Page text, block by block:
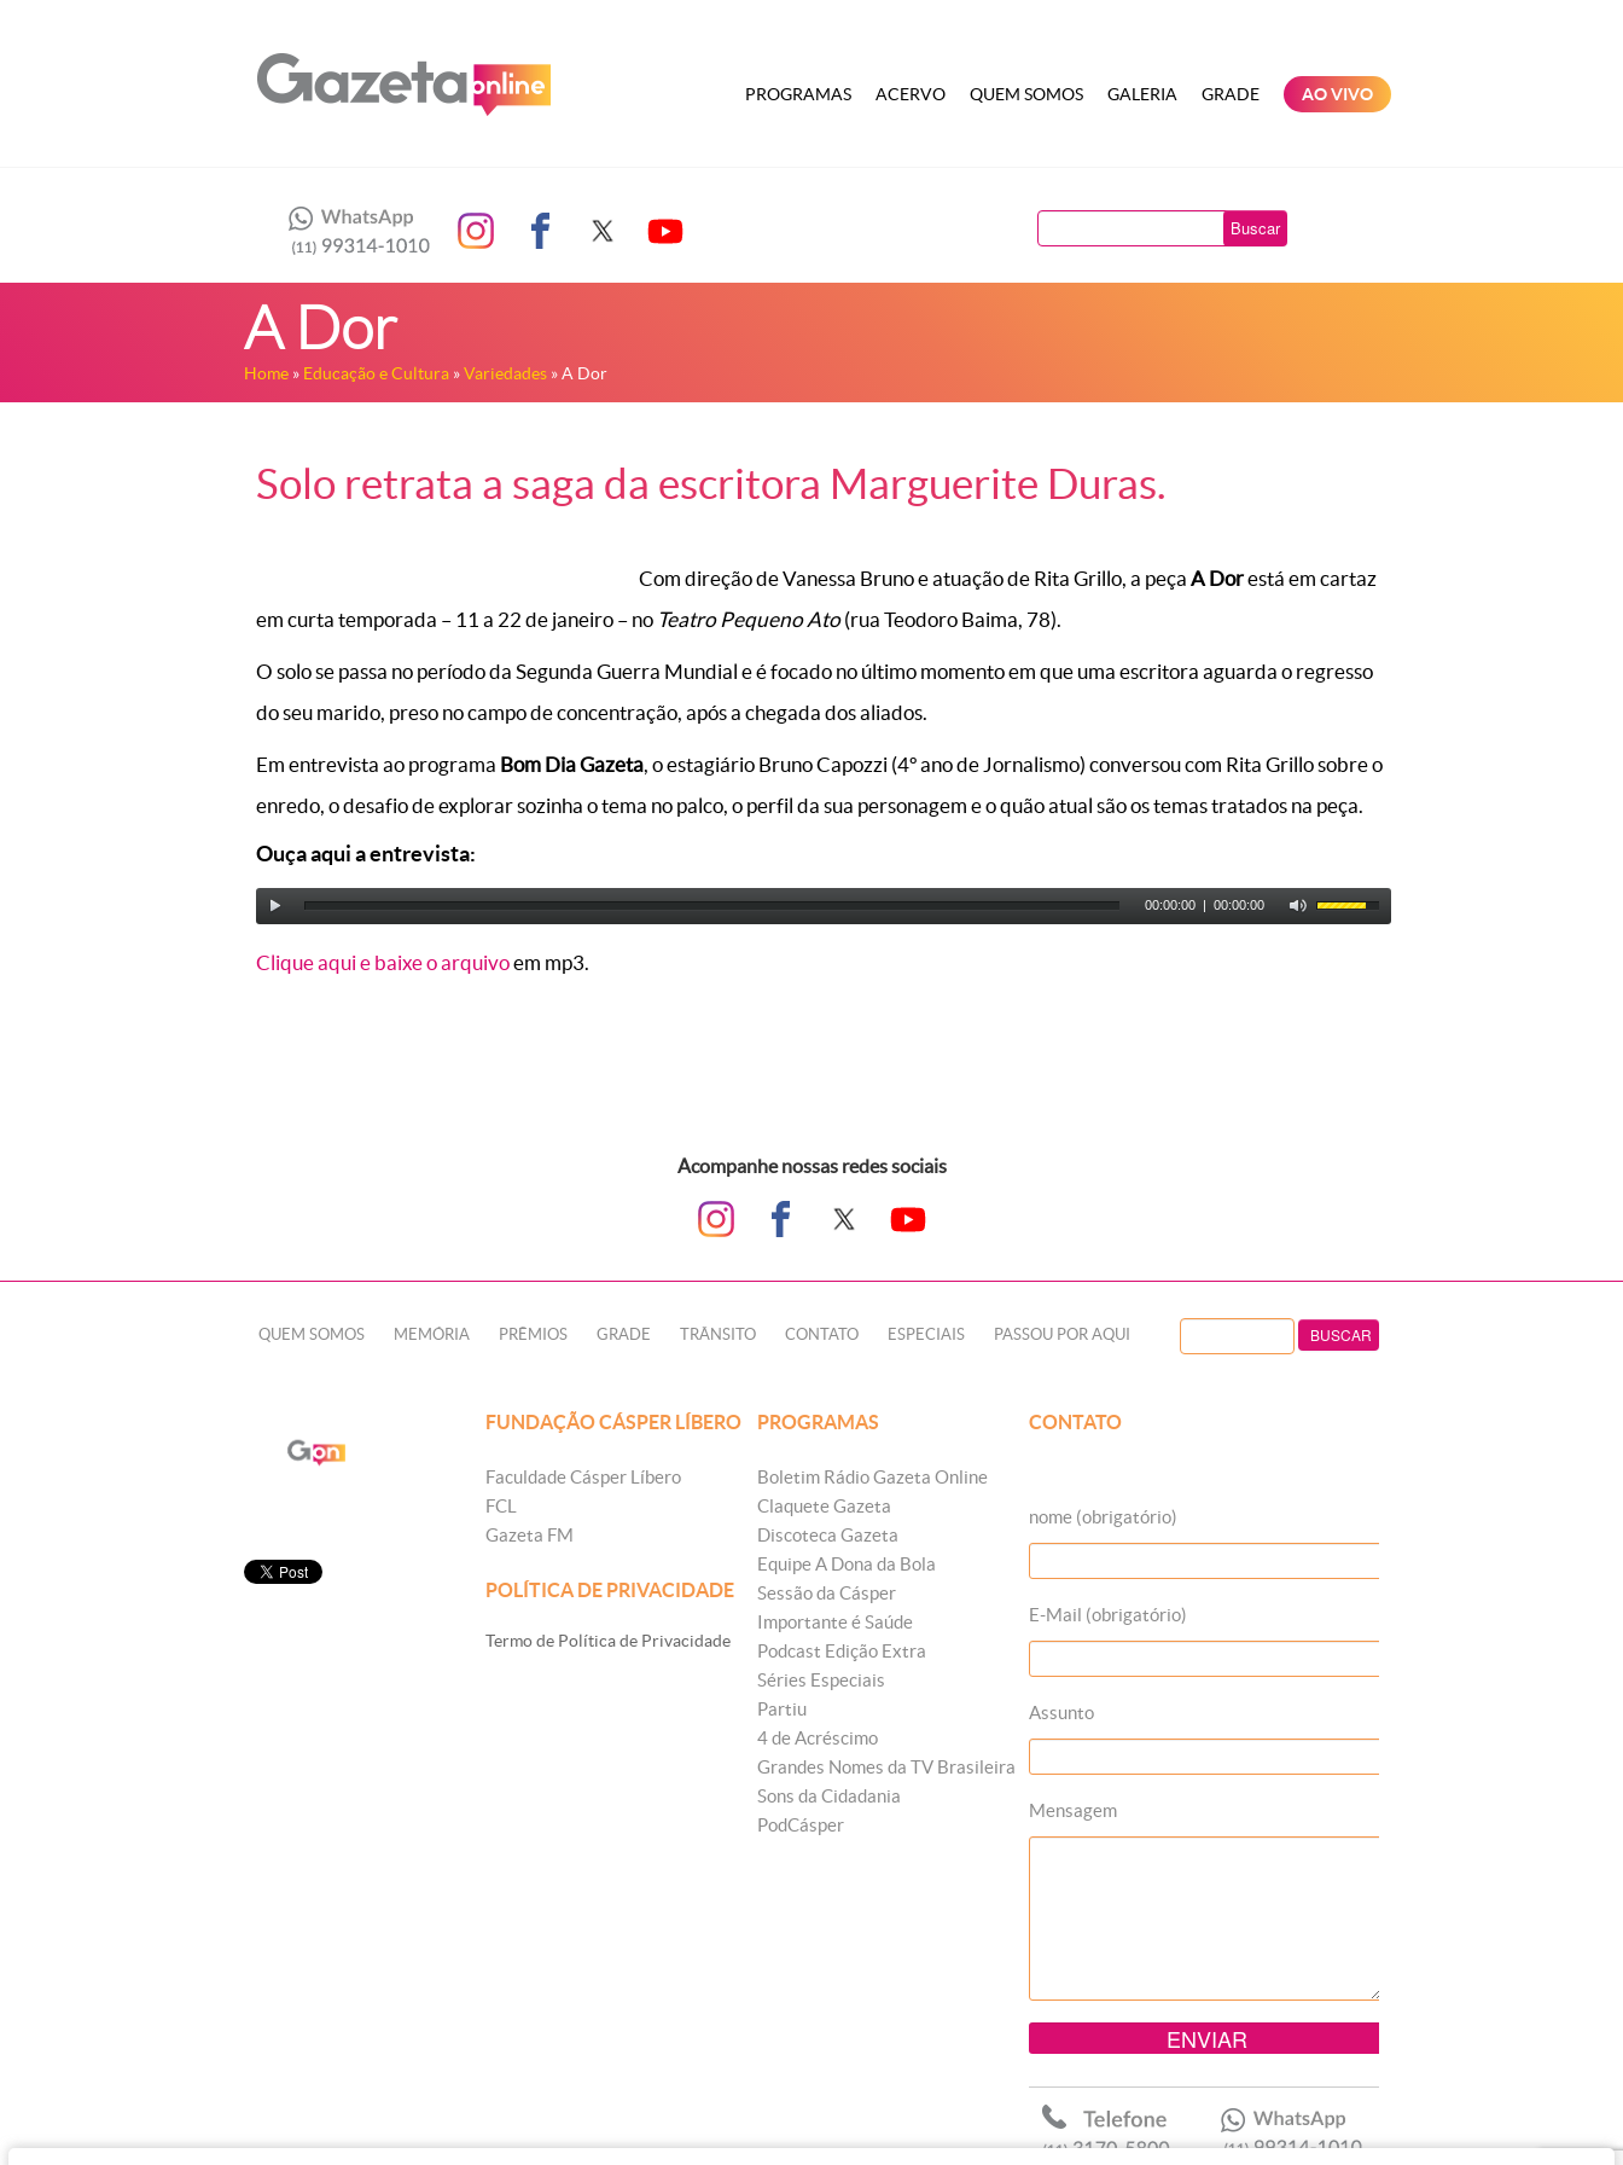
PROGRAMAS ACERVO QUEM SOMOS GALERIA GRADE AO VIVO
Buscar
A Dor
Home » Educação e Cultura »Variedades » A Dor
Solo retrata a saga da escritora Marguerite Duras.
Com direção de Vanessa Bruno e atuação de Rita Grillo, a peçaA Dorestá em cartaz
em curta temporada – 11 a 22 de janeiro – no Teatro Pequeno Ato(rua Teodoro Baima, 78).
O solo se passa no período da Segunda Guerra Mundial e é focado no último momento em que uma escritora aguarda o regresso
do seu marido, preso no campo de concentração, após a chegada dos aliados.
Em entrevista ao programa Bom Dia Gazeta, o estagiário Bruno Capozzi (4º ano de Jornalismo) conversou com Rita Grillo sobre o
enredo, o desafio de explorar sozinha o tema no palco, o perfil da sua personagem e o quão atual são os temas tratados na peça.
Ouça aqui a entrevista:
00:00:00 | 00:00:00
Clique aqui e baixe o arquivoem mp3.
Acompanhe nossas redes sociais
QUEM SOMOS MEMÓRIA PRÊMIOS GRADE TRÂNSITO CONTATO ESPECIAIS PASSOU POR AQUI
FUNDAÇÃO CÁSPER LÍBERO
Faculdade Cásper Líbero
FCL
Gazeta FM
POLÍTICA DE PRIVACIDADE
Termo de Política de Privacidade
PROGRAMAS
Boletim Rádio Gazeta Online
Claquete Gazeta
Discoteca Gazeta
Equipe A Dona da Bola
Sessão da Cásper
Importante é Saúde
Podcast Edição Extra
Séries Especiais
Partiu
4 de Acréscimo
Grandes Nomes da TV Brasileira
Sons da Cidadania
PodCásper
CONTATO
nome (obrigatório)
E-Mail (obrigatório)
Assunto
Mensagem